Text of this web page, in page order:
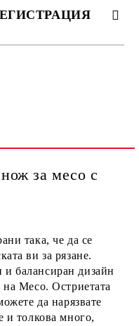
ден, за
за месо с
така, че да се
ви за рязане.
балансиран дизайн
на Месо. Остриетата
да нарязвате
и толкова много,